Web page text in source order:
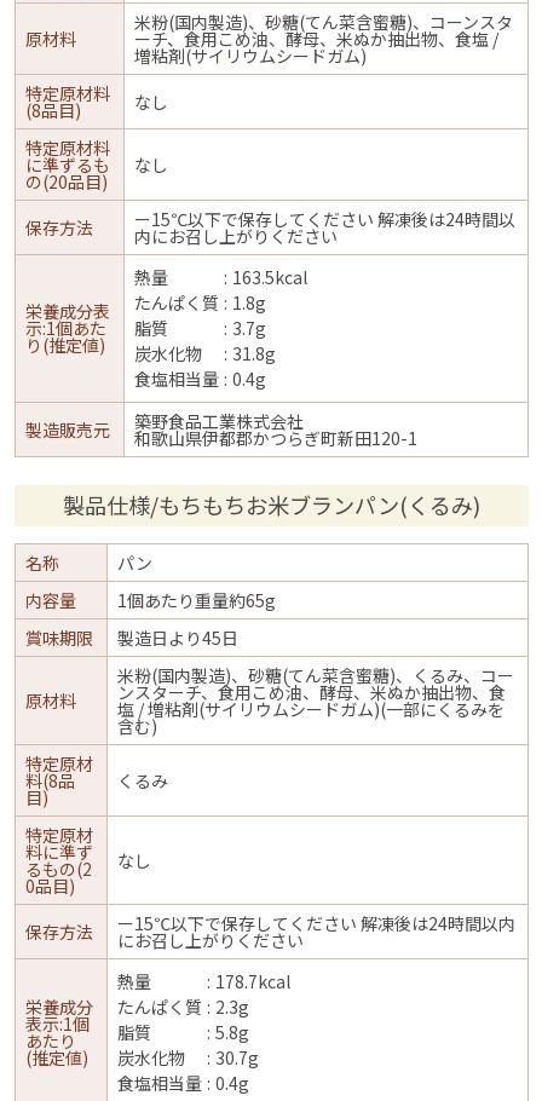
原材料
米粉(国内製造)、砂糖(てん菜含蜜糖)、コーンスタ
ーチ、食用こめ油、酵母、米ぬか抽出物、食塩 /
増粘剤(サイリウムシードガム)
特定原材料
(8品目)
なし
特定原材料
に準ずるも
の(20品目)
なし
保存方法 ー15℃以下で保存してください 解凍後は24時間以
内にお召し上がりください
栄養成分表
示:1個あた
り(推定値)
熱量
163.5kcal
たんぱく質
1.8g
脂質
3.7g
炭水化物
31.8g
食塩相当量 0.4g
製造販売元 築野食品工業株式会社
和歌山県伊都郡かつらぎ町新田120-1
製品仕様/もちもちお米ブランパン(くるみ)
名称
パン
内容量
1個あたり重量約65g
賞味期限
製造日より45日
原材料
米粉(国内製造)、砂糖(てん菜含蜜糖)、くるみ、コー
ンスターチ、食用こめ油、酵母、米ぬか抽出物、食
塩 / 増粘剤(サイリウムシードガム)(一部にくるみを
含む)
特定原材
料(8品
目)
くるみ
特定原材
料に準ず
るもの(2
0品目)
なし
保存方法 ー15℃以下で保存してください 解凍後は24時間以内
にお召し上がりください
栄養成分
表示:1個
あたり
(推定値)
熱量
178.7kcal
たんぱく質
2.3g
脂質
5.8g
炭水化物
30.7g
食塩相当量 0.4g